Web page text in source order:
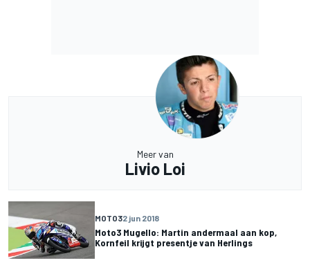
Meer van
Livio Loi
MOTO32 jun 2018
Moto3 Mugello: Martin andermaal aan kop,
Kornfeil krijgt presentje van Herlings